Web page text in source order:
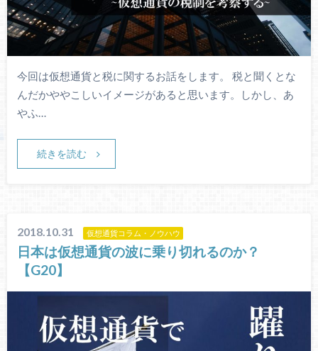
今回は仮想通貨と税に関するお話をします。 税と聞くとな
んだかややこしいイメージがあると思います。しかし、あ
やふ…
続きを読む
2018.10.31 仮想通貨コラム・ノウハウ
日本は仮想通貨の波に乗り切れるのか？
【G20】